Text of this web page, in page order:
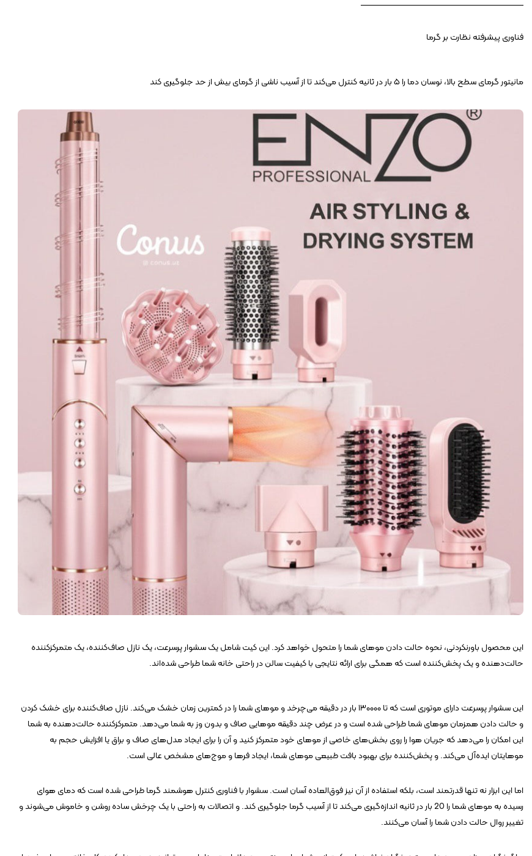
______________________________________
فناوری پیشرفته نظارت بر گرما
مانیتور گرمای سطح بالا، نوسان دما را ۵ بار در ثانیه کنترل می‌کند تا از آسیب ناشی از گرمای بیش از حد جلوگیری کند
این محصول باورنکردنی، نحوه حالت دادن موهای شما را متحول خواهد کرد. این کیت شامل یک سشوار پرسرعت، یک نازل صاف‌کننده، یک متمرکزکننده
حالت‌دهنده و یک پخش‌کننده است که همگی برای ارائه نتایجی با کیفیت سالن در راحتی خانه شما طراحی شده‌اند.
این سشوار پرسرعت دارای موتوری است که تا ۱۳۰۰۰۰ بار در دقیقه می‌چرخد و موهای شما را در کمترین زمان خشک می‌کند. نازل صاف‌کننده برای خشک کردن
و حالت دادن همزمان موهای شما طراحی شده است و در عرض چند دقیقه موهایی صاف و بدون وز به شما می‌دهد. متمرکزکننده حالت‌دهنده به شما
این امکان را می‌دهد که جریان هوا را روی بخش‌های خاصی از موهای خود متمرکز کنید و آن را برای ایجاد مدل‌های صاف و براق یا افزایش حجم به
موهایتان ایده‌آل می‌کند. و پخش‌کننده برای بهبود بافت طبیعی موهای شما، ایجاد فرها و موج‌های مشخص عالی است.
اما این ابزار نه تنها قدرتمند است، بلکه استفاده از آن نیز فوق‌العاده آسان است. سشوار با فناوری کنترل هوشمند گرما طراحی شده است که دمای هوای
رسیده به موهای شما را 20 بار در ثانیه اندازه‌گیری می‌کند تا از آسیب گرما جلوگیری کند. و اتصالات به راحتی با یک چرخش ساده روشن و خاموش می‌شوند و
تغییر روال حالت دادن شما را آسان می‌کنند.